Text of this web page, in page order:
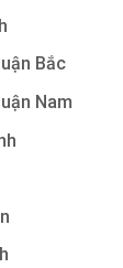
Bắc
Nam